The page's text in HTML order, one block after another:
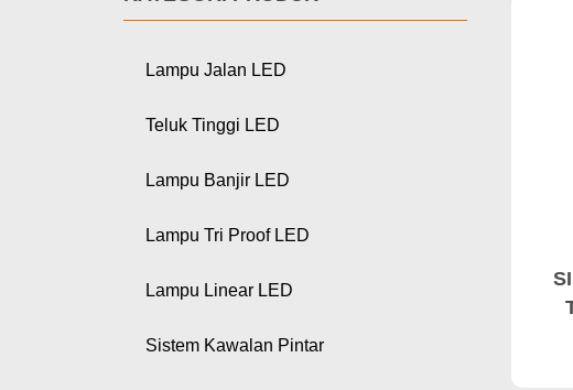
Lampu Jalan LED
Teluk Tinggi LED
Lampu Banjir LED
Lampu Tri Proof LED
Lampu Linear LED
Sistem Kawalan Pintar